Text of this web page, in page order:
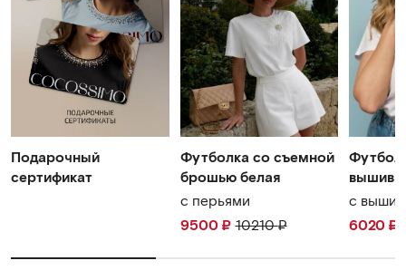
Подарочный
сертификат
Футболка со съемной
брошью белая
с перьями
9500 ₽ 10210₽
с
6020₽